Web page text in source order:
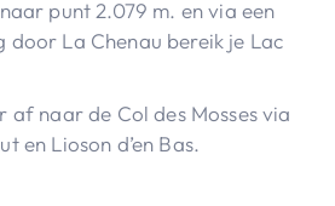
punt 2.079 m. en via een
door La Chenau bereik je Lac
af naar de Col des Mosses via
en Lioson d’en Bas.